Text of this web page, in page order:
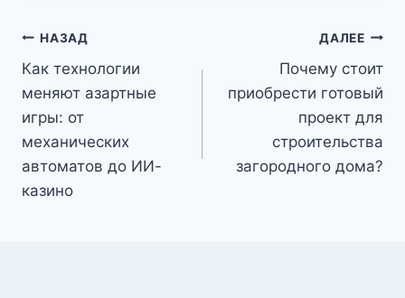
Навигация
по
записям
НАЗАД
Как технологии
меняют азартные
игры: от
механических
автоматов до ИИ-
казино
ДАЛЕЕ
Почему стоит
приобрести готовый
проект для
строительства
загородного дома?